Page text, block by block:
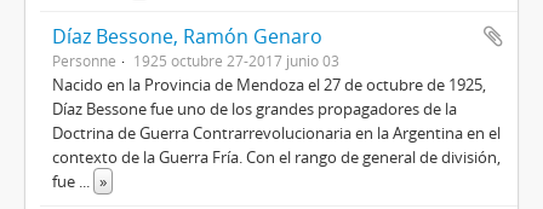
Díaz Bessone, Ramón Genaro
Personne 1925 octubre 27-2017 junio 03
Nacido en la Provincia de Mendoza el 27 de octubre de 1925,
Díaz Bessone fue uno de los grandes propagadores de la
Doctrina de Guerra Contrarrevolucionaria en la Argentina en el
contexto de la Guerra Fría. Con el rango de general de división,
fue ... »